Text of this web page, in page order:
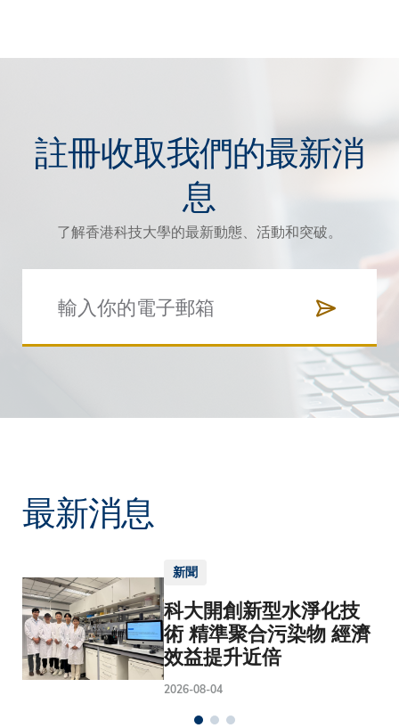
註冊收取我們的最新消
息
了解香港科技大學的最新動態、活動和突破。
最新消息
新聞
科大開創新型水淨化技
術 精準聚合污染物 經濟
效益提升近倍
2026-08-04